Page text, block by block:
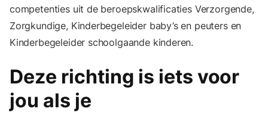
competenties uit de beroepskwalificaties Verzorgende,
Zorgkundige, Kinderbegeleider baby’s en peuters en
Kinderbegeleider schoolgaande kinderen.
Deze richting is iets voor
jou als je